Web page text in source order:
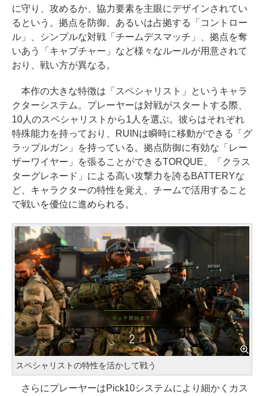
に守り、攻めるか、協力要素を主眼にデザインされてい
るという。拠点を防御、あるいは占拠する「コントロー
ル」、シンプルな対戦「チームデスマッチ」、拠点を奪
いあう「キャプチャー」など様々なルールが用意されて
おり、戦い方が異なる。
本作の大きな特徴は「スペシャリスト」というキャラ
クターシステム。プレーヤーは対戦がスタートする際、
10人のスペシャリストから1人を選ぶ。彼らはそれぞれ
特殊能力を持っており、RUINは瞬時に移動ができる「グ
ラップルガン」を持っている。拠点防御に有効な「レー
ザーワイヤー」を張ることができるTORQUE、「クラス
ターグレネード」による高い攻撃力を誇るBATTERYな
ど、キャラクターの特性を覚え、チームで活用すること
で戦いを優位に進められる。
スペシャリストの特性を活かして戦う
さらにプレーヤーはPick10システムにより細かくカス